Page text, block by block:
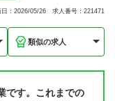
日：2026/05/26 求人番号：221471
類似の求人
です。これまでの